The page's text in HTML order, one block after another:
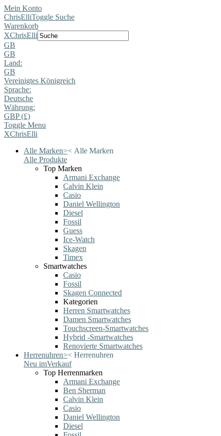
Mein Konto
ChrisElliToggle Suche
Warenkorb
XChrisElli
GB
GB
Land:
GB
Vereinigtes Königreich
Sprache:
Deutsche
Währung:
GBP (£)
Toggle Menu
XChrisElli
Alle Marken>< Alle Marken
Alle Produkte
Top Marken
Armani Exchange
Calvin Klein
Casio
Daniel Wellington
Diesel
Fossil
Guess
Ice-Watch
Skagen
Timex
Smartwatches
Casio
Fossil
Skagen Connected
Kategorien
Herren Smartwatches
Damen Smartwatches
Touchscreen-Smartwatches
Hybrid -Smartwatches
Renovierte Smartwatches
Herrenuhren>< Herrenuhren
Neu imVerkauf
Top Herrenmarken
Armani Exchange
Ben Sherman
Calvin Klein
Casio
Daniel Wellington
Diesel